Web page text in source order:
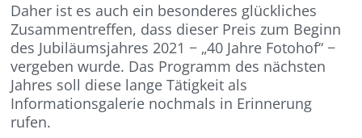
Daher ist es auch ein besonderes glückliches
Zusammentreffen, dass dieser Preis zum Beginn
des Jubiläumsjahres 2021 − „40 Jahre Fotohof“ −
vergeben wurde. Das Programm des nächsten
Jahres soll diese lange Tätigkeit als
Informationsgalerie nochmals in Erinnerung
rufen.